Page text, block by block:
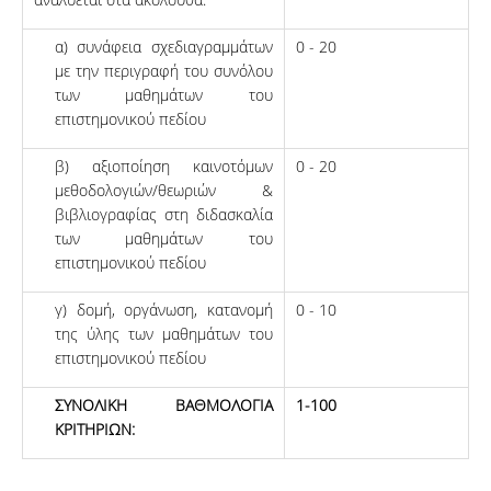
α) συνάφεια σχεδιαγραμμάτων
με την περιγραφή του συνόλου
των μαθημάτων του
επιστημονικού πεδίου
0 - 20
β) αξιοποίηση καινοτόμων
μεθοδολογιών/θεωριών &
βιβλιογραφίας στη διδασκαλία
των μαθημάτων του
επιστημονικού πεδίου
0 - 20
γ) δομή, οργάνωση, κατανομή
της ύλης των μαθημάτων του
επιστημονικού πεδίου
0 - 10
ΣΥΝΟΛΙΚΗ ΒΑΘΜΟΛΟΓΙΑ
ΚΡΙΤΗΡΙΩΝ:
1-100